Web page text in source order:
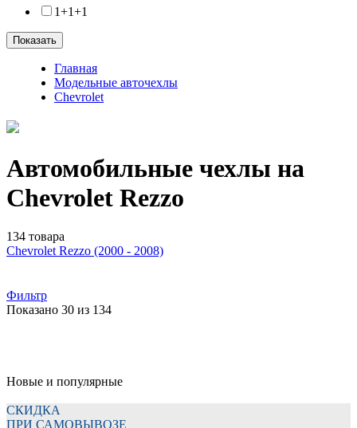
1+1+1
Показать
Главная
Модельные авточехлы
Chevrolet
Автомобильные чехлы на
Chevrolet Rezzo
134 товара
Chevrolet Rezzo (2000 - 2008)
Фильтр
Показано 30 из 134
Новые и популярные
СКИДКА
ПРИ САМОВЫВОЗЕ